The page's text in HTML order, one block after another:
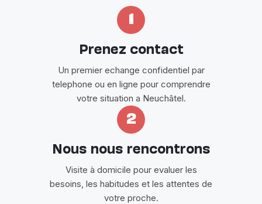
Prenez contact
Un premier echange confidentiel par
telephone ou en ligne pour comprendre
votre situation a Neuchâtel.
2
Nous nous rencontrons
Visite à domicile pour evaluer les
besoins, les habitudes et les attentes de
votre proche.